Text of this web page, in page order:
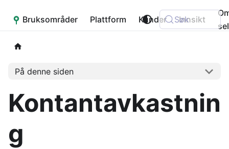
Placepoint
Bruksområder Plattform Kunder Innsikt
Søk
På denne siden
Kontantavkastnin
g